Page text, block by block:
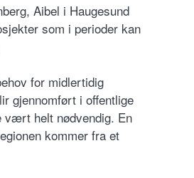
Aibel i Haugesund
som i perioder kan
for midlertidig
gjennomført i offentlige
vært helt nødvendig. En
kommer fra et